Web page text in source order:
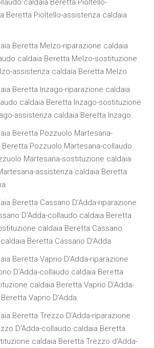
caldaia Beretta Pioltello-
Beretta Pioltello-assistenza caldaia
Beretta Melzo-riparazione caldaia
caldaia Beretta Melzo-sostituzione
assistenza caldaia Beretta Melzo.
Beretta Inzago-riparazione caldaia
caldaia Beretta Inzago-sostituzione
assistenza caldaia Beretta Inzago.
Beretta Pozzuolo Martesana-
Pozzuolo Martesana-collaudo
Martesana-sostituzione caldaia
assistenza caldaia Beretta
Beretta Cassano D’Adda-riparazione
D’Adda-collaudo caldaia Beretta
caldaia Beretta Cassano
Beretta Cassano D’Adda.
Beretta Vaprio D’Adda-riparazione
D’Adda-collaudo caldaia Beretta
caldaia Beretta Vaprio D’Adda-
Vaprio D’Adda.
Beretta Trezzo D’Adda-riparazione
D’Adda-collaudo caldaia Beretta
caldaia Beretta Trezzo d’Adda-